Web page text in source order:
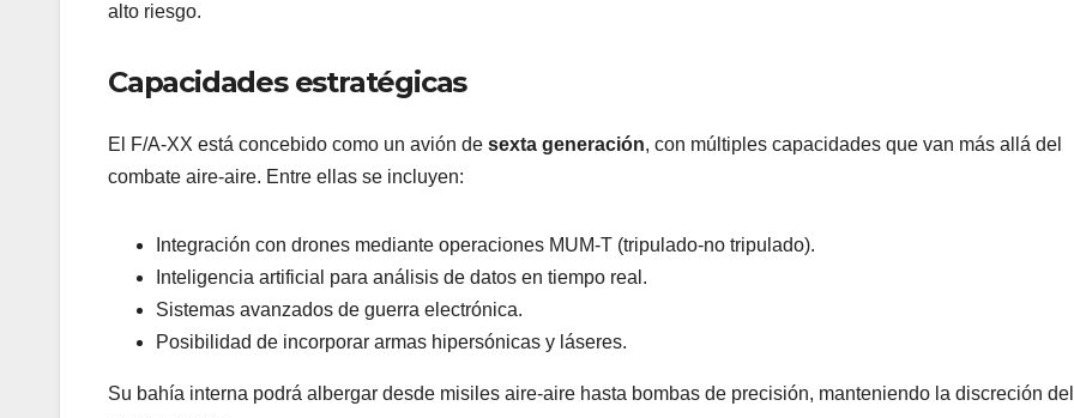
alto riesgo.
Capacidades estratégicas
El F/A-XX está concebido como un avión de sexta generación, con múltiples capacidades que van más allá del
combate aire-aire. Entre ellas se incluyen:
Integración con drones mediante operaciones MUM-T (tripulado-no tripulado).
Inteligencia artificial para análisis de datos en tiempo real.
Sistemas avanzados de guerra electrónica.
Posibilidad de incorporar armas hipersónicas y láseres.
Su bahía interna podrá albergar desde misiles aire-aire hasta bombas de precisión, manteniendo la discreción del